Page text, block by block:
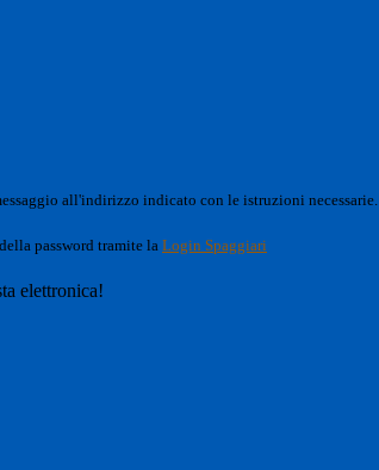
all'indirizzo indicato con le istruzioni necessarie.
password tramite la Login Spaggiari
elettronica!